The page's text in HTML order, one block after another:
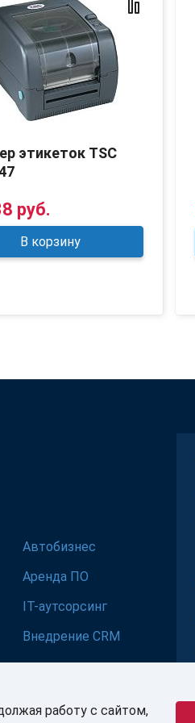
этикеток TSC
руб.
В корзину
Автобизнес
Аренда ПО
IT-аутсорсинг
Внедрение CRM
работу с сайтом,